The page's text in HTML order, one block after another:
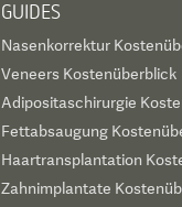
GUIDES
Nasenkorrektur
Veneers Kostenüberblick
Adipositaschirurgie
Fettabsaugung
Haartransplantation
Zahnimplantate